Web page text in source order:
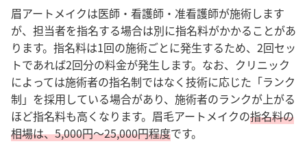
眉アートメイクは医師・看護師・准看護師が施術します
が、担当者を指名する場合は別に指名料がかかることがあ
ります。 指名料は1回の施術ごとに発生するため、2回セッ
トであれば2回分の料金が発生します。 なお、クリニック
によっては施術者の指名制ではなく技術に応じた「ランク
制」を採用している場合があり、施術者のランクが上がる
ほど指名料も高くなります。 眉毛アートメイクの指名料の
相場は、5,000円～25,000円程度です。